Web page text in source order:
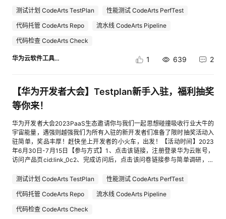
议》，包括以援引方式纳入《华为云开发者用户协议》、《可接受的使用政
策》、《法律声明》、《隐私政策声明》、相关服务等级协议（SLA），以
及华为云服务网站规定的其他协议和政策（统称为“云服务协议”）的约束。
条款，请勿参加本活动。部分奖品图片参考（最终奖品以收到的实物为准）
华为云《隐私政策声明》；开发者用户参加本活动视为理解并同意华为云
https://www.huaweicloud.com/declaration/sa_prp.html、
者用户需在截止时间（填写时间截止到7月20日）在领奖界面填写获奖信
息，活动结束且开发者用户填写完整领奖信息后14个工作日内，将统一发出
奖品，所有 实物奖品包邮，不额外收取任何费用。华为云遵守《中华人民
完毕后即删除。若由于获奖开发者用户自身原因（包括但不限于提供的联系
方式有误、身份不符或者通知领奖后超过30天未领取等）造成奖品无法发送
的，视为获奖开发者用户放弃领奖。3.为保证活动的公平公正，华为云有权
性的行为），利用资源从事违法违规行为的开发者用户收回抽奖及奖励资
格。4.若发放奖品时，出现库存不足，则优先发放等价值的其他奖品。5.所
有参加本活动的开发者用户，均视为认可并同意遵守《华为云开发者用户协
议》，包括以援引方式纳入《华为云开发者用户协议》、《可接受的使用政
策》、《法律声明》、《隐私政策声明》、相关服务等级协议（SLA），以
云服务协议链接的网址：cid:link_3如果您不同意本活动规则和云服务协议的
条款，请勿参加本活动。部分奖品图片参考（最终奖品以收到的实物为准）
codecheck.html%3Futm_medium%3Dhdc#/login2、完成访问后，点击或
新注册用户参与：请务必先通过产品页注册再参与抽奖 【活动奖品】华
为云定制折叠帆布包开发者定制鼠标垫+盲盒冰箱贴组合无线鼠标文件收纳
袋抽奖为概率抽奖，不能指定奖品【限制说明】参加本次社区活动的用户必
须为华为云新注册用户。同时为保证活动公平性，禁止用户以IAM账号身份
参与活动，否则将视为无效。本次活动如一个用户对应多个账号，只有一个
问题，如过了申诉期，小助手不再处理。（申诉期为活动结果公示3天
内。）抽中奖品为随机，不能指定奖品。【奖品发放说明】1.每位参加活动
的开发者用户理解并同意，为联系获奖开发者用户以及奖品发放的需要，开
发者用户须在参与活动之时提供您的真实个人信息，包括：姓名、联系方
式、通讯地址等。活动主办方将仅为前述目的以及适用法律限度内收集和使
用开发者用户的个人信息（开发者用户在向华为云提交个人信息之前，应阅
读、了解华为云《隐私政策声明》；开发者用户参加本活动视为理解并同意
华为云《隐私政策声明》、《华为云开发者生态隐私声明》网页地址如下：
https://www.huaweicloud.com/declaration/sa_prp.html、
者用户需在截止时间（填写时间截止到7月20日）在领奖界面填写获奖信
息，活动结束且开发者用户填写完整领奖信息后14个工作日内，将统一发出
奖品，所有 实物奖品包邮，不额外收取任何费用。华为云遵守《中华人民
共和国个人信息保护法》规定，将以上个人信息仅用于礼品发放之目的，不
测试计划 CodeArts TestPlan
性能测试 CodeArts PerfTest
代码托管 CodeArts Repo
流水线 CodeArts Pipeline
代码检查 CodeArts Check
华为云软件工具链 1 639 2
【华为开发者大会】Testplan新手入驻，福利抽奖
等你来！
华为开发者大会2023PaaS生态邀请你与我们一起思想碰撞吸收行业大牛的
宇宙能量，遇强则越强我们为所有入驻的新开发者们准备了限时抽奖活动入
驻简单，奖品丰厚！赶快坐上开发者的小火车，出发！【活动时间】2023
年6月30日-7月15日【参与方式】1、点击该链接，注册登录华为云账号，
访问产品页cid:link_0c2、完成访问后，点击该问卷链接参与简单调研，即
注册再参与抽奖 【活动奖品】华为云定制折叠帆布包开发者定制鼠标垫
制说明】参加本次社区活动的用户必须为华为云新注册用户。同时为保证活
动公平性，禁止用户以IAM账号身份参与活动，否则将视为无效。本次活动
如一个用户对应多个账号，只有一个账号可领取奖励。中奖后经核查非上述
测试计划 CodeArts TestPlan
性能测试 CodeArts PerfTest
代码托管 CodeArts Repo
流水线 CodeArts Pipeline
代码检查 CodeArts Check